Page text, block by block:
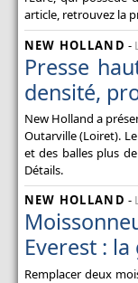
article, retrouvez la
NEW HOLLAND -
Presse
densité,
New Holland a
Outarville (Loiret).
et des balles plus
Détails.
NEW HOLLAND -
Everest :
Remplacer deux